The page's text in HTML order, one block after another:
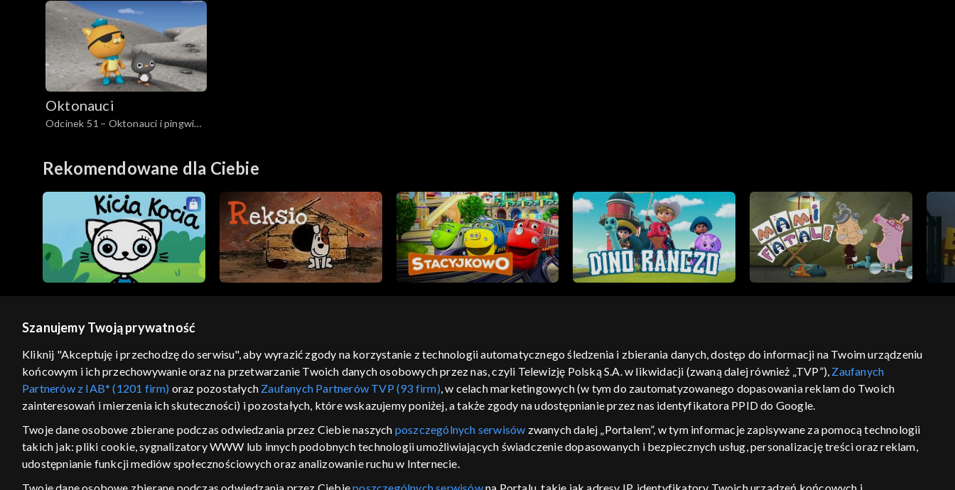
Oktonauci
Odcinek 51 – Oktonauci i pingwiny
Rekomendowane dla Ciebie
GEOLOKALIZACJA
ŁĄCZYSZ SIĘ SPOZA POLSKI
Kraj, z którego się łączysz, to Stany Zjednoczone ,
w związku z czym część tytułów na platformie TVP
regulamin serwisu cennik polityka prywatności moje zgody pomoc kontakt voucher dostępność informacje o dostawcy usług
Szanujemy Twoją prywatność
Kliknij "Akceptuję i przechodzę do serwisu", aby wyrazić zgody na korzystanie z technologii automatycznego śledzenia i zbierania danych, dostęp do informacji na Twoim urządzeniu
końcowym i ich przechowywanie oraz na przetwarzanie Twoich danych osobowych przez nas, czyli Telewizję Polską S.A. w likwidacji (zwaną dalej również „TVP”), Zaufanych
Partnerów z IAB* (1201 firm) oraz pozostałych Zaufanych Partnerów TVP (93 firm), w celach marketingowych (w tym do zautomatyzowanego dopasowania reklam do Twoich
zainteresowań i mierzenia ich skuteczności) i pozostałych, które wskazujemy poniżej, a także zgody na udostępnianie przez nas identyfikatora PPID do Google.
Twoje dane osobowe zbierane podczas odwiedzania przez Ciebie naszych poszczególnych serwisów zwanych dalej „Portalem”, w tym informacje zapisywane za pomocą technologii
takich jak: pliki cookie, sygnalizatory WWW lub innych podobnych technologii umożliwiających świadczenie dopasowanych i bezpiecznych usług, personalizację treści oraz reklam,
udostępnianie funkcji mediów społecznościowych oraz analizowanie ruchu w Internecie.